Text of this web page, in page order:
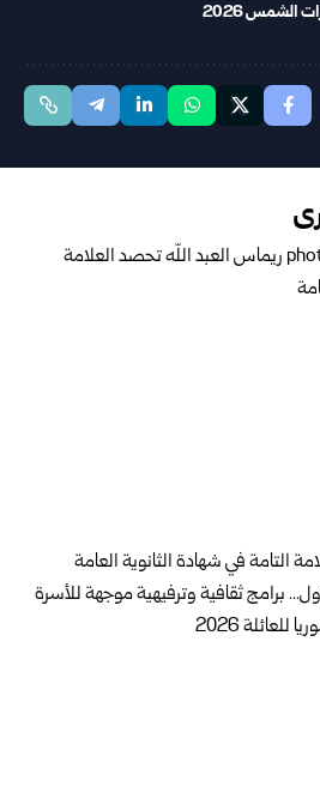
الشمس 2026
التامة في شهادة الثانوية العامة